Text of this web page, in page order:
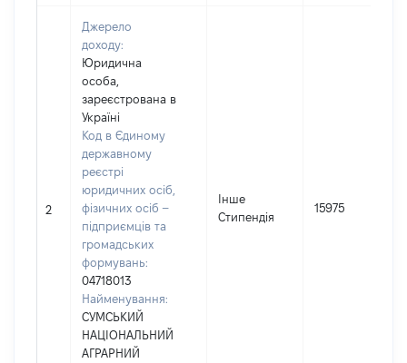
2
Джерело
доходу:
Юридична
особа,
зареєстрована в
Україні
Код в Єдиному
державному
реєстрі
юридичних осіб,
фізичних осіб –
підприємців та
громадських
формувань:
04718013
Найменування:
СУМСЬКИЙ
НАЦІОНАЛЬНИЙ
АГРАРНИЙ
Інше
Стипендія
15975